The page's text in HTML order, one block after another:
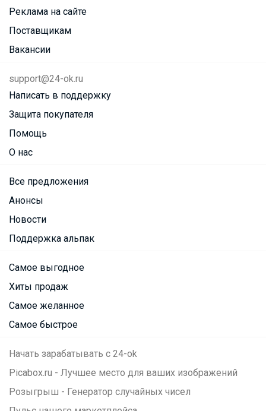
Реклама на сайте
Поставщикам
Вакансии
support@24-ok.ru
Написать в поддержку
Защита покупателя
Помощь
О нас
Все предложения
Анонсы
Новости
Поддержка альпак
Самое выгодное
Хиты продаж
Самое желанное
Самое быстрое
Начать зарабатывать с 24-ok
Picabox.ru - Лучшее место для ваших изображений
Розыгрыш - Генератор случайных чисел